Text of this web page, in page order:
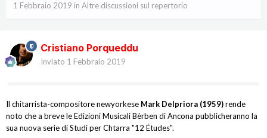
1 Febbraio 2019 in Altre discussioni sul repertorio
Cristiano Porqueddu
Inviato 1 Febbraio 2019
Il chitarrista-compositore newyorkese Mark Delpriora (1959)rende
noto che a breve le Edizioni Musicali Bèrben di Ancona pubblicheranno la
sua nuova serie di Studi per Chtarra "12 Études".